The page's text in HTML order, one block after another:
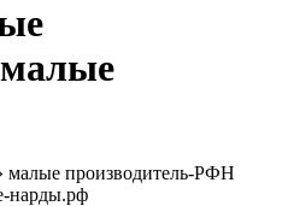
производитель-РФН
нарды.рф